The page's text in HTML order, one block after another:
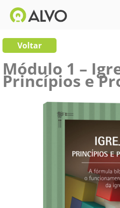
Voltar
Módulo 1 –
Princípios e